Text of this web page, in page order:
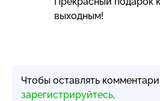
выходным!
Чтобы оставлять
зарегистрируйтесь.